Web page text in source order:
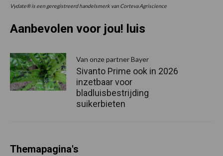
Vydate® is een geregistreerd handelsmerk van Corteva Agriscience
Aanbevolen voor jou! luis
Van onze partner Bayer
Sivanto Prime ook in 2026
inzetbaar voor
bladluisbestrijding
suikerbieten
Themapagina's